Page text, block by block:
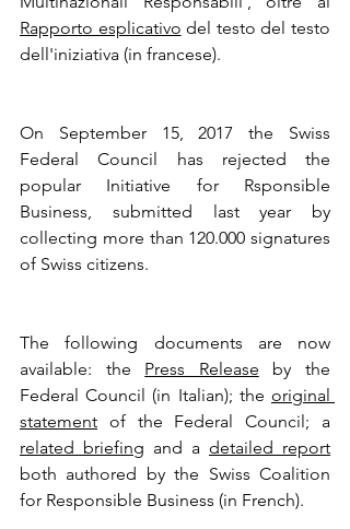
Rapporto esplicativo del testo del testo
dell'iniziativa (in francese).
On September 15, 2017 the Swiss
Federal Council has rejected the
popular Initiative for Rsponsible
Business, submitted last year by
collecting more than 120.000 signatures
of Swiss citizens.
The following documents are now
available: the Press Release by the
Federal Council (in Italian); the original
statement
related briefing and a detailed report
both authored by the Swiss Coalition
for Responsible Business (in French).